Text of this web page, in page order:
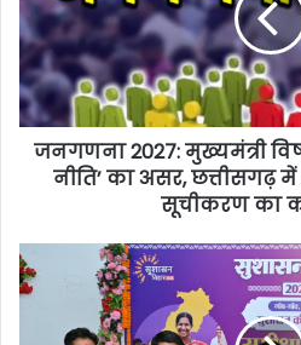
जनगणना 2027: मुख्यमंत्री
नीति’ का असर, ​छत्तीसगढ़
सूचीकरण का